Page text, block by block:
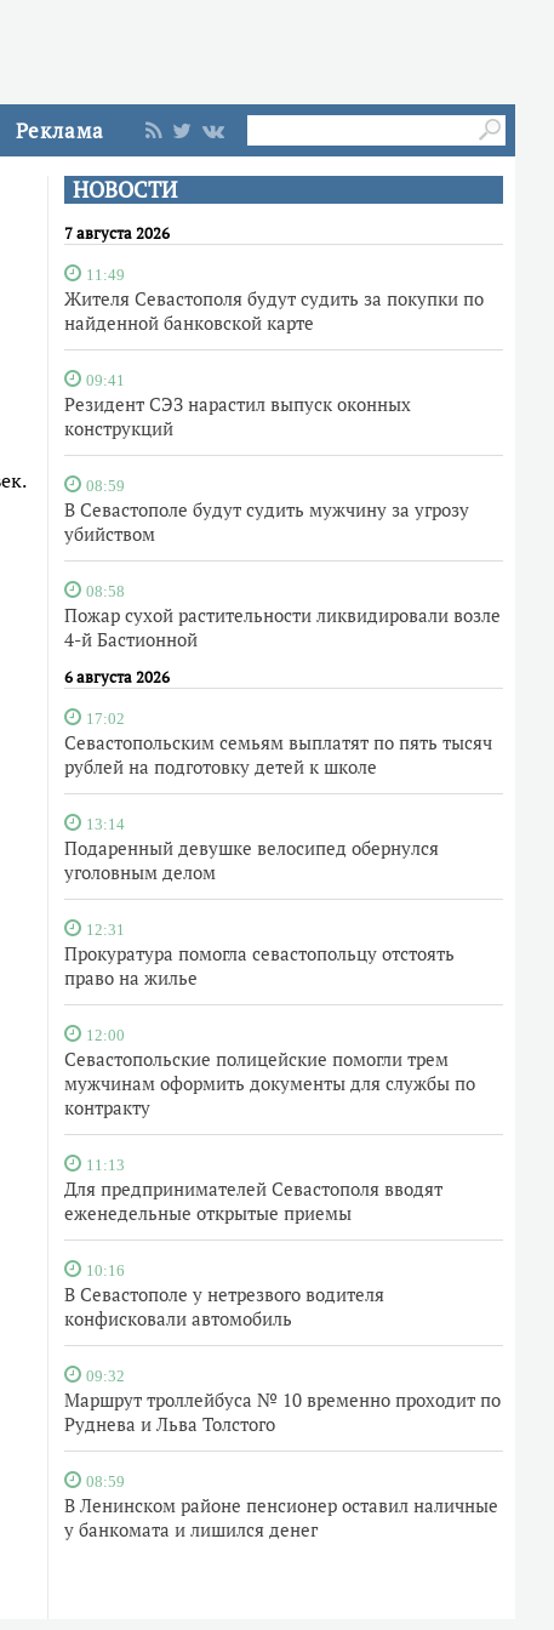
Реклама
НОВОСТИ
7 августа 2026
11:49
Жителя Севастополя будут судить за покупки по
найденной банковской карте
09:41
Резидент СЭЗ нарастил выпуск оконных
конструкций
08:59
В Севастополе будут судить мужчину за угрозу
убийством
08:58
Пожар сухой растительности ликвидировали возле
4-й Бастионной
6 августа 2026
17:02
Севастопольским семьям выплатят по пять тысяч
рублей на подготовку детей к школе
13:14
Подаренный девушке велосипед обернулся
уголовным делом
12:31
Прокуратура помогла севастопольцу отстоять
право на жилье
12:00
Севастопольские полицейские помогли трем
мужчинам оформить документы для службы по
контракту
11:13
Для предпринимателей Севастополя вводят
еженедельные открытые приемы
10:16
В Севастополе у нетрезвого водителя
конфисковали автомобиль
09:32
Маршрут троллейбуса № 10 временно проходит по
Руднева и Льва Толстого
08:59
В Ленинском районе пенсионер оставил наличные
у банкомата и лишился денег